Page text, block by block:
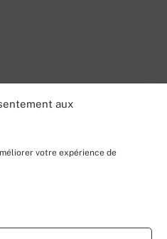
aux
votre expérience de